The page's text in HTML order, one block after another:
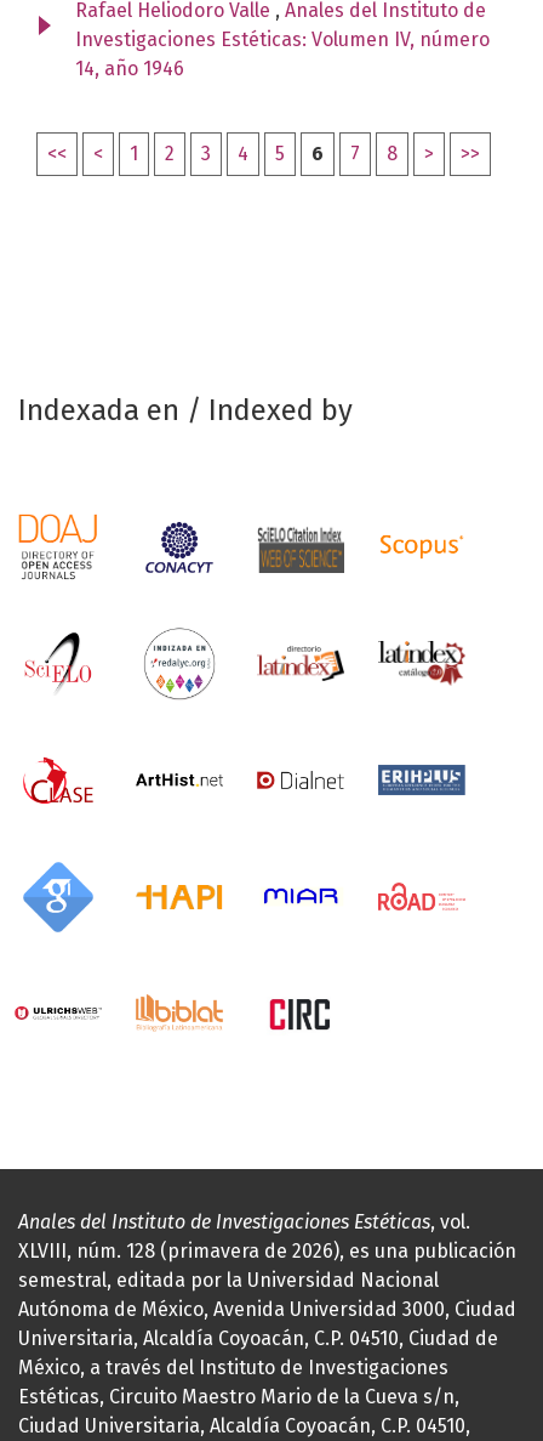
Rafael Heliodoro Valle , Anales del Instituto de
Investigaciones Estéticas: Volumen IV, número
14, año 1946
<< < 1 2 3 4 5 6 7 8 > >>
Indexada en / Indexed by
Anales del Instituto de Investigaciones Estéticas, vol.
XLVIII, núm. 128 (primavera de 2026), es una publicación
semestral, editada por la Universidad Nacional
Autónoma de México, Avenida Universidad 3000, Ciudad
Universitaria, Alcaldía Coyoacán, C.P. 04510, Ciudad de
México, a través del Instituto de Investigaciones
Estéticas, Circuito Maestro Mario de la Cueva s/n,
Ciudad Universitaria, Alcaldía Coyoacán, C.P. 04510,